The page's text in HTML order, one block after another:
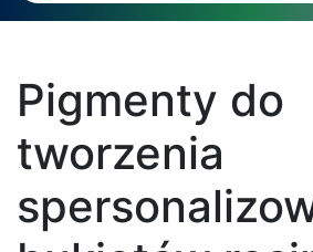
Pigmenty do
tworzenia